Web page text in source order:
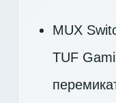
MUX
TUF